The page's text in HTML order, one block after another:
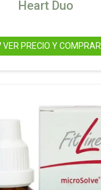
Heart Duo
VER PRECIO Y COMPRAR